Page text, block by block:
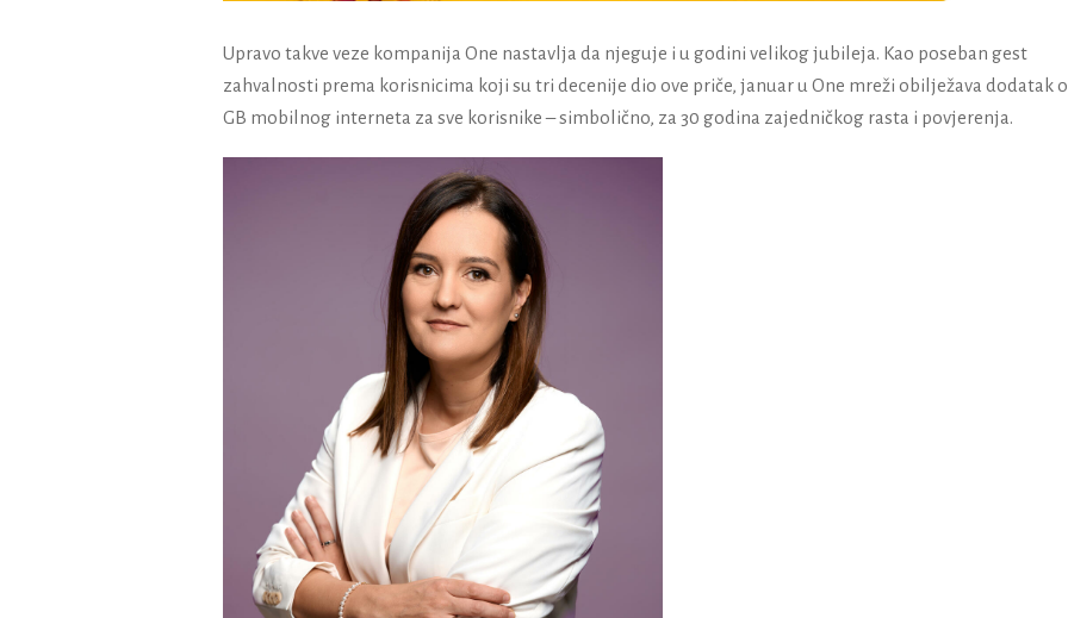
Upravo takve veze kompanija One nastavlja da njeguje i u godini velikog jubileja. Kao poseban gest
zahvalnosti prema korisnicima koji su tri decenije dio ove priče, januar u One mreži obilježava dodatak
GB mobilnog interneta za sve korisnike – simbolično, za 30 godina zajedničkog rasta i povjerenja.